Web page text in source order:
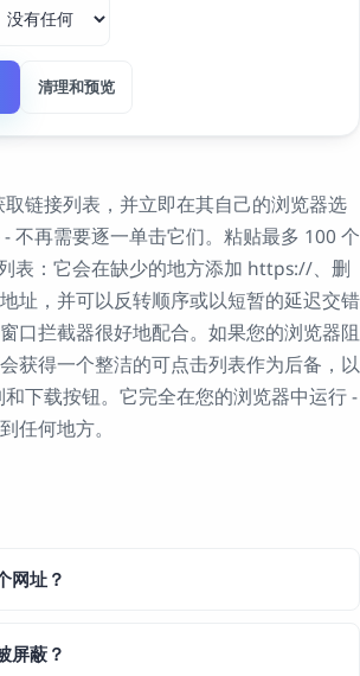
清理和预览
取链接列表，并立即在其自己的浏览器选
不再需要逐一单击它们。粘贴最多 100 个
表：它会在缺少的地方添加 https://、删
址，并可以反转顺序或以短暂的延迟交错
口拦截器很好地配合。如果您的浏览器阻
获得一个整洁的可点击列表作为后备，以
和下载按钮。它完全在您的浏览器中运行 -
任何地方。
网址？
屏蔽？